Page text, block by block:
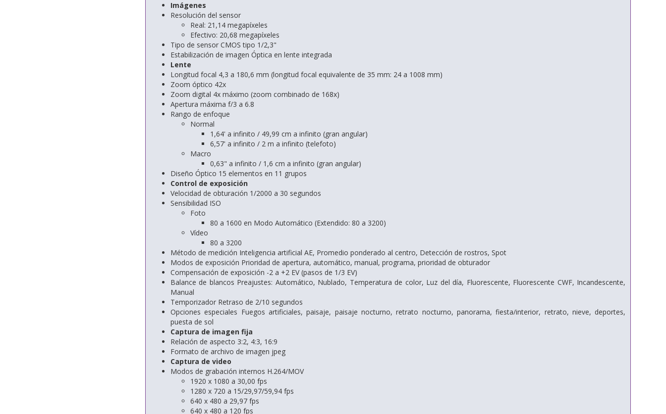
Imágenes
Resolución del sensor
Real: 21,14 megapíxeles
Efectivo: 20,68 megapíxeles
Tipo de sensor CMOS tipo 1/2,3"
Estabilización de imagen Óptica en lente integrada
Lente
Longitud focal 4,3 a 180,6 mm (longitud focal equivalente de 35 mm: 24 a 1008 mm)
Zoom óptico 42x
Zoom digital 4x máximo (zoom combinado de 168x)
Apertura máxima f/3 a 6.8
Rango de enfoque
Normal
1,64' a infinito / 49,99 cm a infinito (gran angular)
6,57' a infinito / 2 m a infinito (telefoto)
Macro
0,63" a infinito / 1,6 cm a infinito (gran angular)
Diseño Óptico 15 elementos en 11 grupos
Control de exposición
Velocidad de obturación 1/2000 a 30 segundos
Sensibilidad ISO
Foto
80 a 1600 en Modo Automático (Extendido: 80 a 3200)
Vídeo
80 a 3200
Método de medición Inteligencia artificial AE, Promedio ponderado al centro, Detección de rostros, Spot
Modos de exposición Prioridad de apertura, automático, manual, programa, prioridad de obturador
Compensación de exposición -2 a +2 EV (pasos de 1/3 EV)
Balance de blancos Preajustes: Automático, Nublado, Temperatura de color, Luz del día, Fluorescente, Fluorescente CWF, Incandescente,
Manual
Temporizador Retraso de 2/10 segundos
Opciones especiales Fuegos artificiales, paisaje, paisaje nocturno, retrato nocturno, panorama, fiesta/interior, retrato, nieve, deportes,
puesta de sol
Captura de imagen fija
Relación de aspecto 3:2, 4:3, 16:9
Formato de archivo de imagen jpeg
Captura de video
Modos de grabación internos H.264/MOV
1920 x 1080 a 30,00 fps
1280 x 720 a 15/29,97/59,94 fps
640 x 480 a 29,97 fps
640 x 480 a 120 fps